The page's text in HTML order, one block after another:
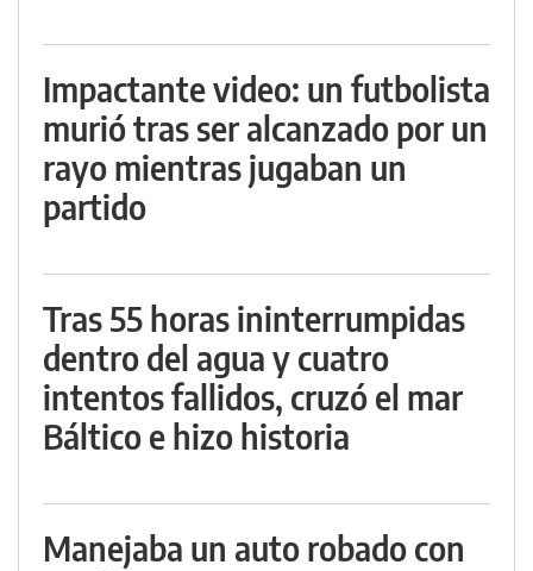
Impactante video: un futbolista
murió tras ser alcanzado por un
rayo mientras jugaban un
partido
Tras 55 horas ininterrumpidas
dentro del agua y cuatro
intentos fallidos, cruzó el mar
Báltico e hizo historia
Manejaba un auto robado con